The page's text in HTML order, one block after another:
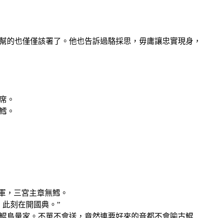
也僅僅該署了。他也告訴過駱採思，毋庸讓忠實現身，
。
。
，三宮主章無鱈。
刻在開國典。”